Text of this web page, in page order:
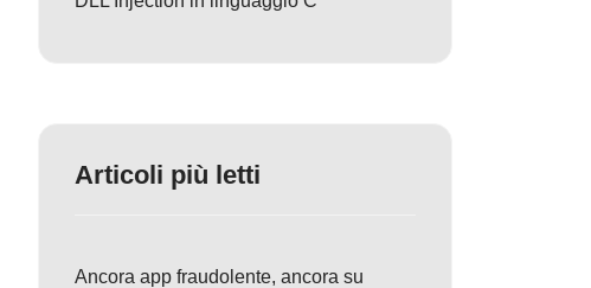
Articoli più letti
Ancora app fraudolente, ancora su